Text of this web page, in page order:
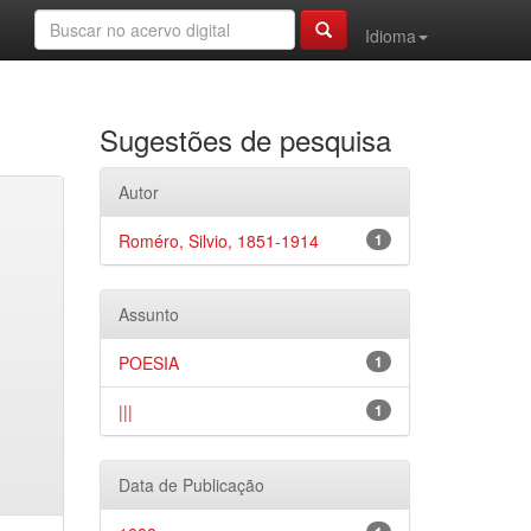
Idioma
Sugestões de pesquisa
Autor
1
Roméro, Silvio, 1851-1914
Assunto
1
POESIA
1
|||
Data de Publicação